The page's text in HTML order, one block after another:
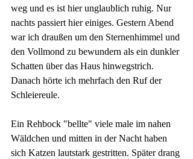
weg und es ist hier unglaublich ruhig. Nur
nachts passiert hier einiges. Gestern Abend
war ich draußen um den Sternenhimmel und
den Vollmond zu bewundern als ein dunkler
Schatten über das Haus hinwegstrich.
Danach hörte ich mehrfach den Ruf der
Schleiereule.
Ein Rehbock "bellte" viele male im nahen
Wäldchen und mitten in der Nacht haben
sich Katzen lautstark gestritten. Später drang